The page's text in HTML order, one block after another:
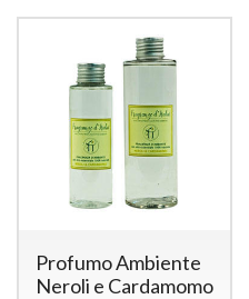
Profumo Ambiente
Neroli e Cardamomo